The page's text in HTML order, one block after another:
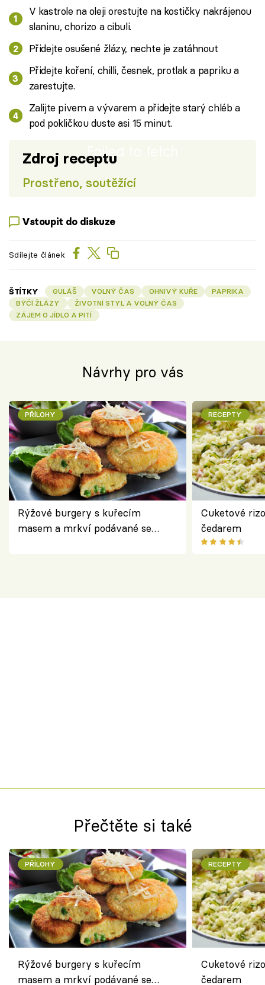
V kastrole na oleji orestujte na kostičky nakrájenou
slaninu, chorizo a cibuli.
Přidejte osušené žlázy, nechte je zatáhnout
Přidejte koření, chilli, česnek, protlak a papriku a
zarestujte.
Zalijte pivem a vývarem a přidejte starý chléb a
pod pokličkou duste asi 15 minut.
Failed to fetch
Zdroj receptu
Prostřeno, soutěžící
Vstoupit do diskuze
Sdílejte článek
ŠTÍTKY GULÁŠ VOLNÝ ČAS OHNIVÝ KUŘE
PAPRIKA
BÝČÍ ŽLÁZY
ŽIVOTNÍ STYL A VOLNÝ ČAS
ZÁJEM O JÍDLO A PITÍ
Návrhy pro vás
PŘÍLOHY
Rýžové burgery s kuřecím
masem a mrkví podávané se
RECEPTY
Cuketové
čedarem
Přečtěte si také
PŘÍLOHY
Rýžové burgery s kuřecím
masem a mrkví podávané se
RECEPTY
Cuketové
čedarem